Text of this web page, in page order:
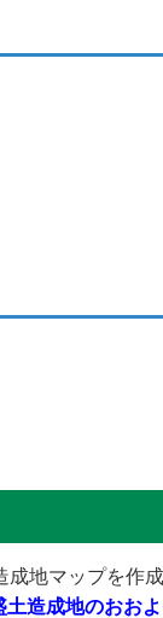
地マップを作成
造成地のおお